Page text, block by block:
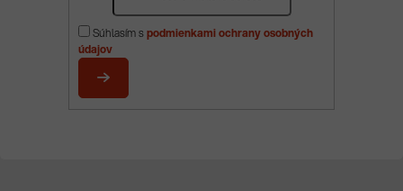
Súhlasím spodmienkami ochrany osobných
údajov
PRIHLÁSIŤ